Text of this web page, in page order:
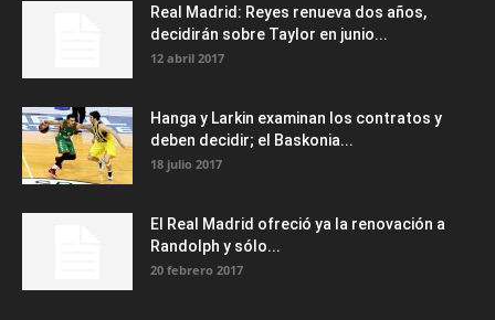
Real Madrid: Reyes renueva dos años,
decidirán sobre Taylor en junio...
12 abril 2017
Hanga y Larkin examinan los contratos y
deben decidir; el Baskonia...
18 julio 2017
El Real Madrid ofreció ya la renovación a
Randolph y sólo...
20 febrero 2017